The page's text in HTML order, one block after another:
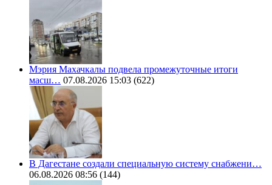
Мэрия Махачкалы подвела промежуточные итоги
масш… 07.08.2026 15:03 (622)
В Дагестане создали специальную систему снабжени…
06.08.2026 08:56 (144)